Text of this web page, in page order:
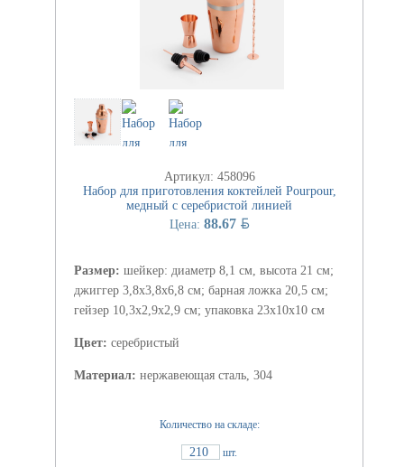
Артикул: 458096
Набор для приготовления коктейлей Pourpour,
медный с серебристой линией
Цена: 88.67 BYN
Размер: шейкер: диаметр 8,1 см, высота 21 см;
джиггер 3,8х3,8х6,8 см; барная ложка 20,5 см;
гейзер 10,3х2,9х2,9 см; упаковка 23х10х10 см
Цвет: серебристый
Материал: нержавеющая сталь, 304
Количество на складе:
210
шт.